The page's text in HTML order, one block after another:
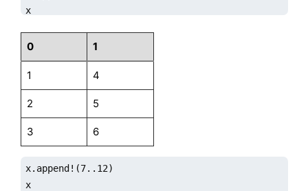
x
[1]
x=array(SYMBOL, 0, 100)
append!(x, `TEST)
x
// output
["TEST"]
x
0 1
1 4
2 5
3 6
x.append!(7..12)
x